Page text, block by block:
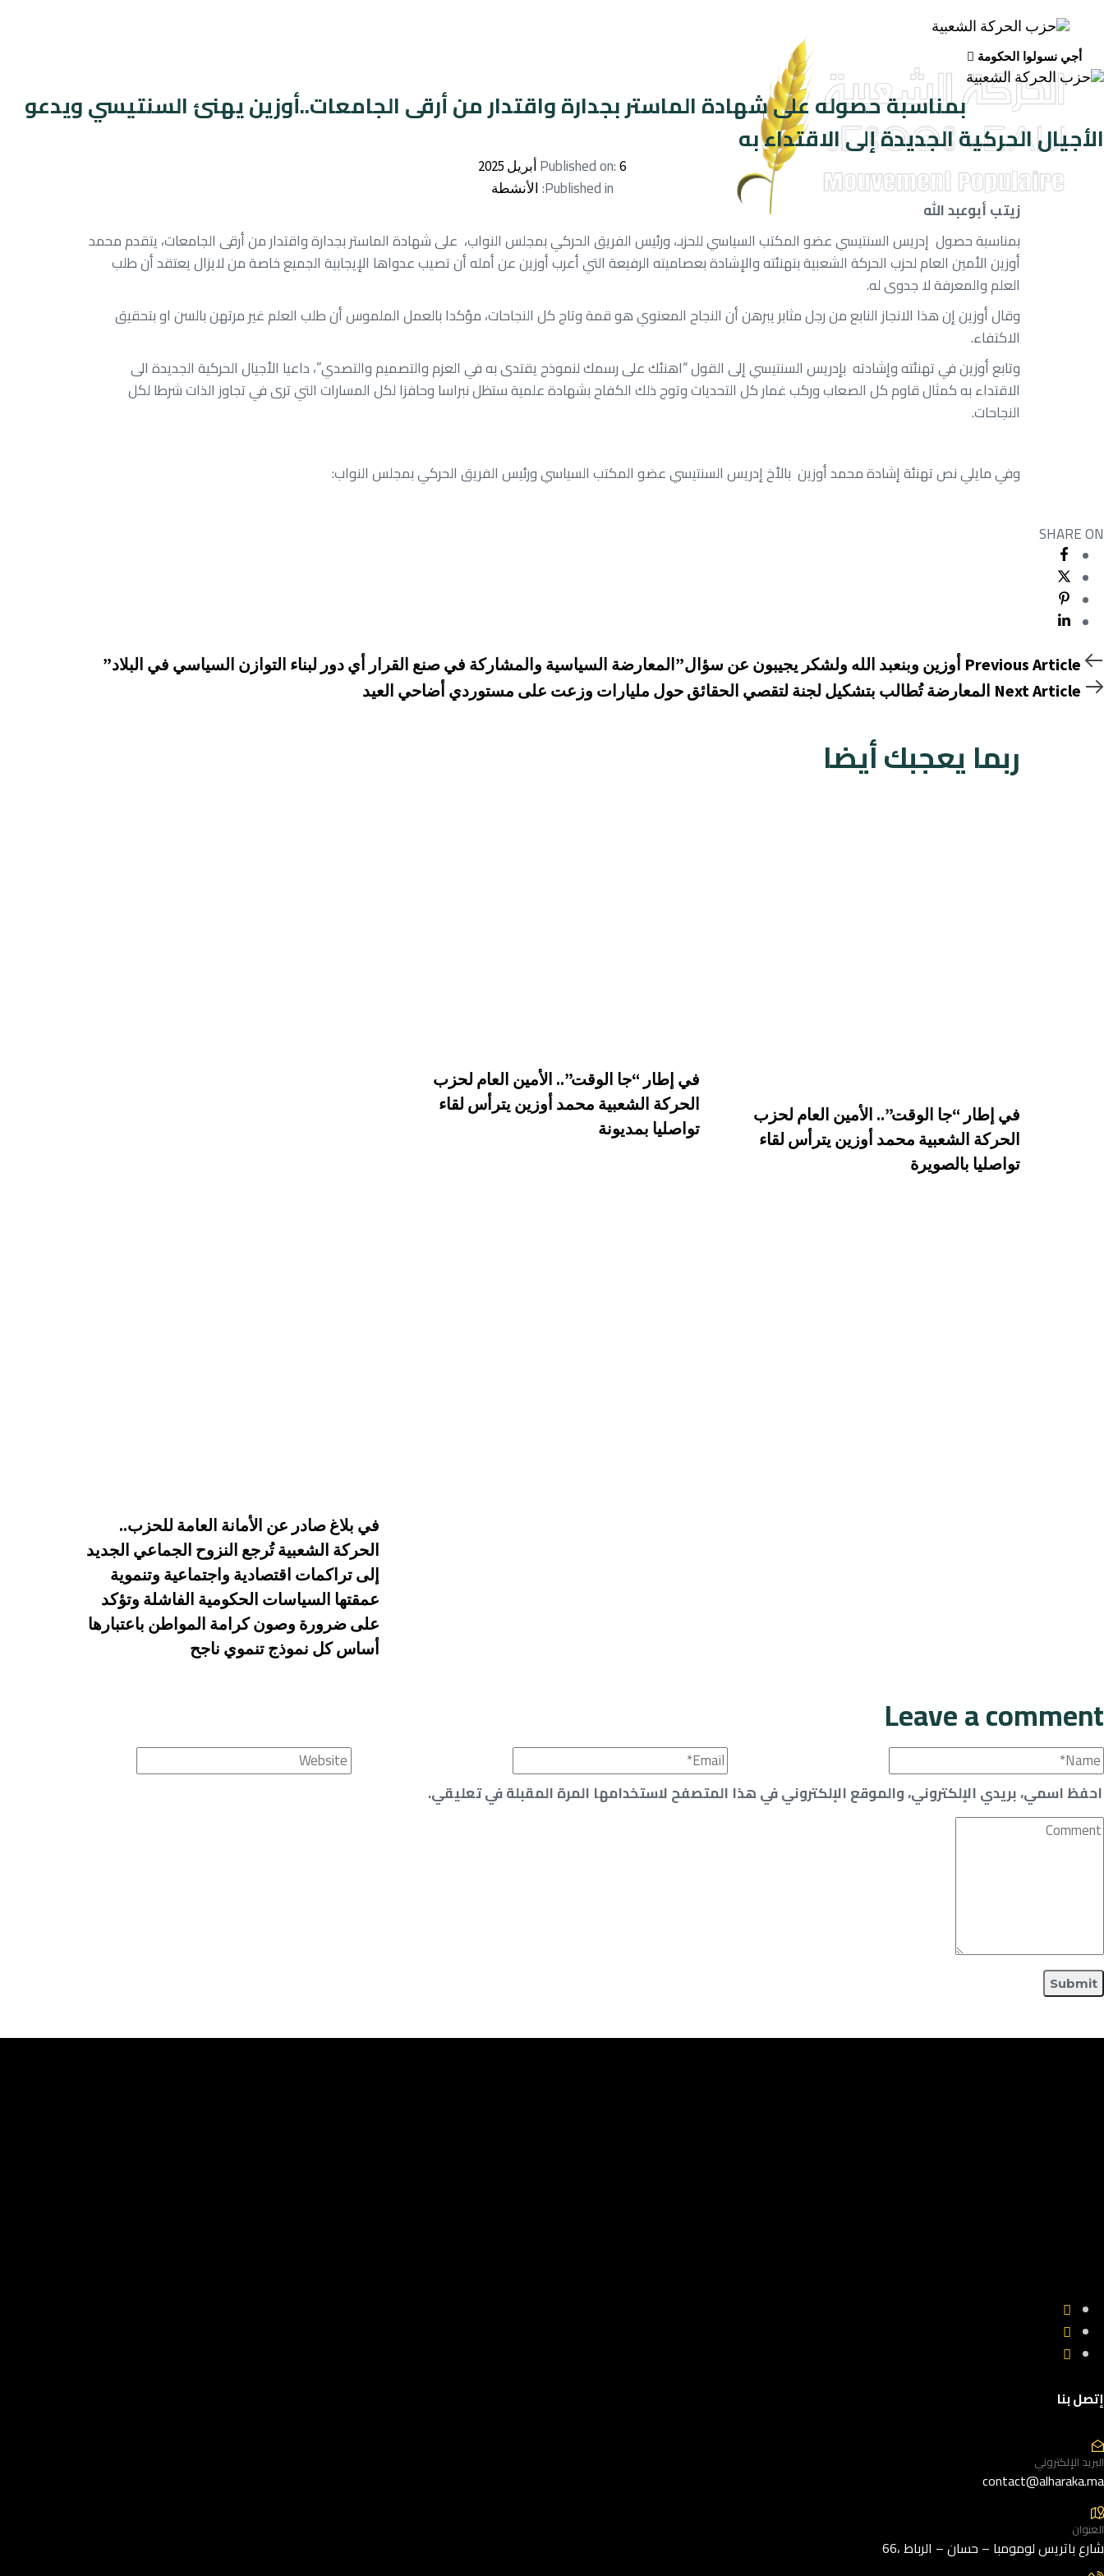
contentأجي نسولوا الحكومة
بمناسبة حصوله على شهادة الماستر بجدارة واقتدار من أرقى الجامعات..أوزين يهنئ السنتيسي ويدعو
الأجيال الحركية الجديدة إلى الاقتداء به
Published on: 6 أبريل 2025
Published in: الأنشطة
زيتب أبوعبد الله
بمناسبة حصول إدريس السنتيسي عضو المكتب السياسي للحزبـ، ورئيس الفريق الحركي بمجلس النواب، على شهادة الماستر بجدارة واقتدار من أرقى الجامعات، يتقدم محمد
أوزين الأمين العام لحزب الحركة الشعبية بتهنئته والإشادة بعصاميته الرفيعة التي أعرب أوزين عن أمله أن تصيب عدواها الإيجابية الجميع خاصة من لايزال يعتقد أن طلب
العلم والمعرفة لا جدوى له.
وقال أوزين إن هذا الانجاز النابع من رجل مثابر يبرهن أن النجاح المعنوي هو قمة وتاج كل النجاحات، مؤكدا بالعمل الملموس أن طلب العلم غير مرتهن بالسن او بتحقيق
الاكتفاء.
وتابع أوزين في تهنئته وإشادته بإدريس السنتيسي إلى القول “اهنئك على رسمك لنموذج يقتدى به في العزم والتصميم والتصدي”، داعيا الأجيال الحركية الجديدة الى
الاقتداء به كمثال قاوم كل الصعاب وركب غمار كل التحديات وتوج ذلك الكفاح بشهادة علمية ستظل نبراسا وحافزا لكل المسارات التي ترى في تجاوز الذات شرطا لكل
النجاحات.
وفي مايلي نص تهنئة إشادة محمد أوزين بالأخ إدريس السنتيسي عضو المكتب السياسي ورئيس الفريق الحركي بمجلس النواب:
SHARE ON
Previous
Article
أوزين وبنعبد الله ولشكر يجيبون عن سؤال”المعارضة السياسية والمشاركة في صنع القرار أي دور لبناء التوازن السياسي في البلاد”
Next
المعارضة تُطالب بتشكيل لجنة لتقصي الحقائق حول مليارات وزعت على مستوردي أضاحي العيد
ربما يعجبك أيضا
في إطار “جا الوقت”.. الأمين العام لحزب
الحركة الشعبية محمد أوزين يترأس لقاء
تواصليا بالصويرة
في إطار “جا الوقت”.. الأمين العام لحزب
الحركة الشعبية محمد أوزين يترأس لقاء
تواصليا بمديونة
في بلاغ صادر عن الأمانة العامة للحزب..
الحركة الشعبية تُرجع النزوح الجماعي الجديد
إلى تراكمات اقتصادية واجتماعية وتنموية
عمقتها السياسات الحكومية الفاشلة وتؤكد
على ضرورة وصون كرامة المواطن باعتبارها
أساس كل نموذج تنموي ناجح
Leave a comment
احفظ اسمي، بريدي الإلكتروني، والموقع الإلكتروني في هذا المتصفح لاستخدامها المرة المقبلة في تعليقي.
إتصل بنا
البريد الإلكتروني
contact@alharaka.ma
العنوان
66، شارع باتريس لومومبا – حسان – الرباط